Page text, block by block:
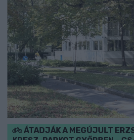
ÁTADJÁK A MEGÚJULT